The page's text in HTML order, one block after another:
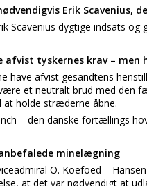
Erik Scavenius,
Scavenius dygtige indsats
afvist tyskernes krav – men
have afvist gesandtens
et neutralt brud med den
at holde stræderne åbne.
– den danske fortællings
minelægning
O. Koefoed –
at det var nødvendigt at